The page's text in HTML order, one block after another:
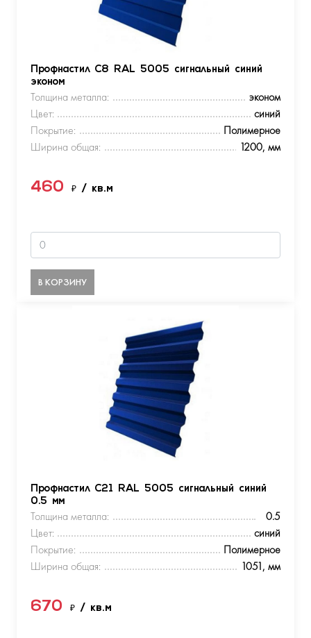
Профнастил С8 RAL 5005 сигнальный синий
эконом
Толщина металла:
эконом
Цвет:
синий
Покрытие:
Полимерное
Ширина общая:
1200, мм
460 ₽ / кв.м
В КОРЗИНУ
Профнастил С21 RAL 5005 сигнальный синий
0.5 мм
Толщина металла:
0.5
Цвет:
синий
Покрытие:
Полимерное
Ширина общая:
1051, мм
670 ₽ / кв.м